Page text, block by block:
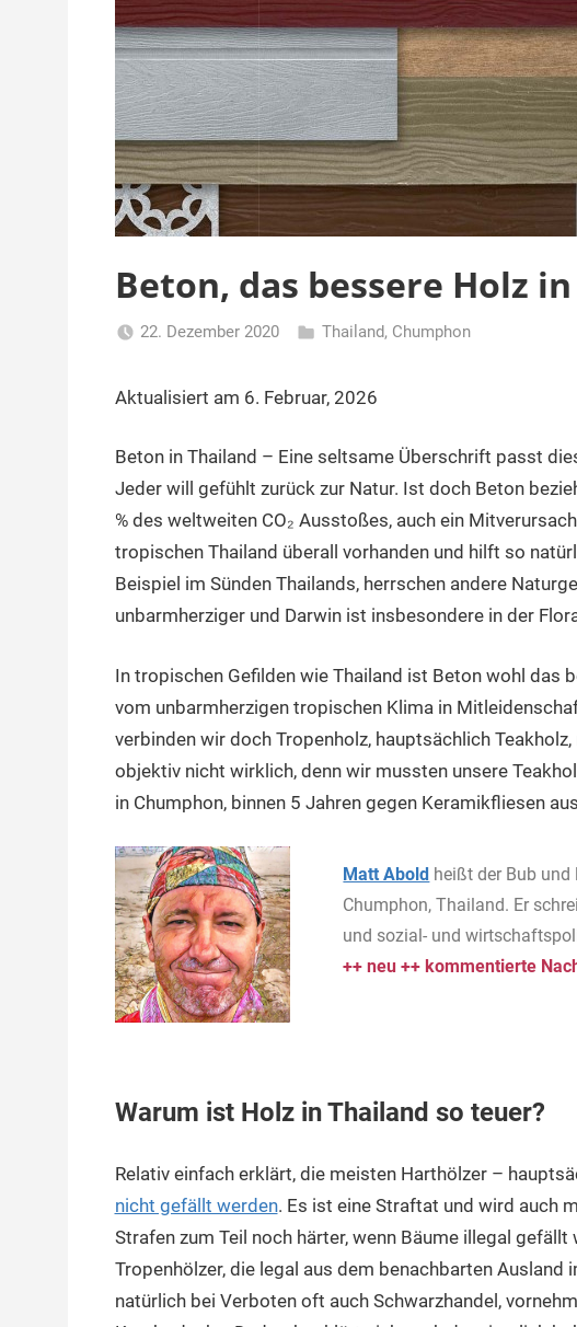
Beton, das bessere Holz
22. Dezember 2020
Thailand, Chumphon
Aktualisiert am 6. Februar, 2026
Beton in Thailand – Eine seltsame Überschrift passt
Jeder will gefühlt zurück zur Natur. Ist doch Beton
% des weltweiten CO₂ Ausstoßes, auch ein
tropischen Thailand überall vorhanden und hilft so
Beispiel im Sünden Thailands, herrschen andere
unbarmherziger und Darwin ist insbesondere in der
In tropischen Gefilden wie Thailand ist Beton wohl das
vom unbarmherzigen tropischen Klima in
verbinden wir doch Tropenholz, hauptsächlich
objektiv nicht wirklich, denn wir mussten unsere
in Chumphon, binnen 5 Jahren gegen Keramikfliesen
Matt Abold heißt der Bub
Chumphon, Thailand. Er
und sozial- und
++ neu ++ kommentierte
Warum ist Holz in Thailand so teuer?
Relativ einfach erklärt, die meisten Harthölzer –
nicht gefällt werden. Es ist eine Straftat und wird auch
Strafen zum Teil noch härter, wenn Bäume illegal
Tropenhölzer, die legal aus dem benachbarten
natürlich bei Verboten oft auch Schwarzhandel,